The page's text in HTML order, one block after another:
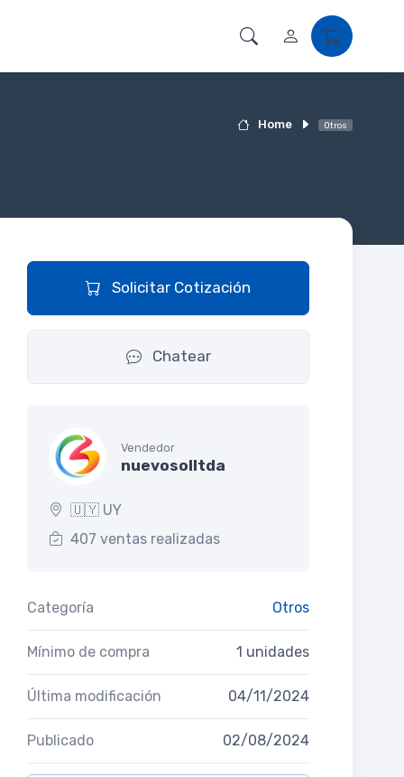
Home Otros
Solicitar Cotización
Chatear
Vendedor
nuevosolltda
🇺🇾 UY
407 ventas realizadas
Categoría Otros
Mínimo de compra 1 unidades
Última modificación 04/11/2024
Publicado 02/08/2024